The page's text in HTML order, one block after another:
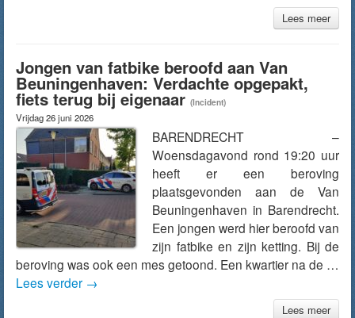
Lees meer
Jongen van fatbike beroofd aan Van
Beuningenhaven: Verdachte opgepakt,
fiets terug bij eigenaar (Incident)
Vrijdag 26 juni 2026
BARENDRECHT –
Woensdagavond rond 19:20 uur
heeft er een beroving
plaatsgevonden aan de Van
Beuningenhaven in Barendrecht.
Een jongen werd hier beroofd van
zijn fatbike en zijn ketting. Bij de
beroving was ook een mes getoond. Een kwartier na de …
Lees verder →
Lees meer